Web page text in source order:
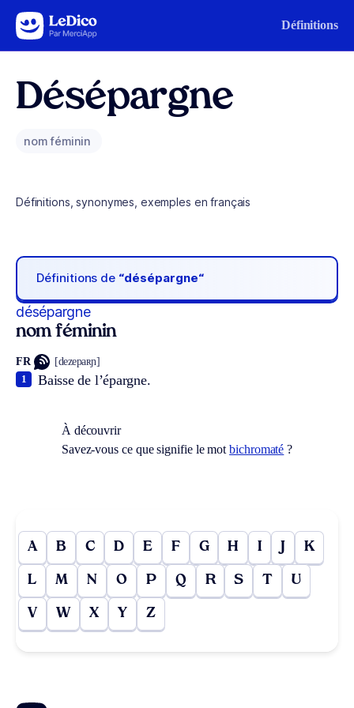
Aller au contenu Définitions
Désépargne
nom féminin
Définitions, synonymes, exemples en français
Définitions de “désépargne“
désépargne
nom féminin
FR [dezepaʀɲ]
Baisse de l’épargne.
1
À découvrir
Savez-vous ce que signifie le motbichromaté ?
A B C D E F G H I J K
L M N O P Q R S T U
V W X Y Z